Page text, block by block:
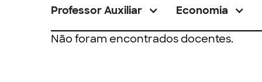
Professor Auxiliar Economia
Não foram encontrados docentes.